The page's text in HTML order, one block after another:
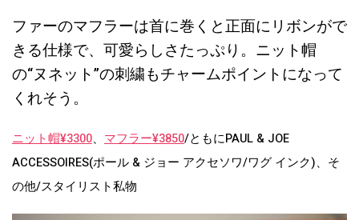
ファーのマフラーは首に巻くと正面にリボンがで
きる仕様で、可愛らしさたっぷり。ニット帽
の“ヌネット”の刺繍もチャームポイントになって
くれそう。
ニット帽¥3300、 マフラー¥3850/ともにPAUL & JOE
ACCESSOIRES(ポール & ジョー アクセソワ/ワグ インク)、そ
の他/スタイリスト私物